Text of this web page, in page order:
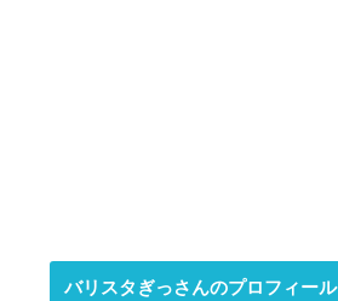
バリスタぎっさんのプロフィール